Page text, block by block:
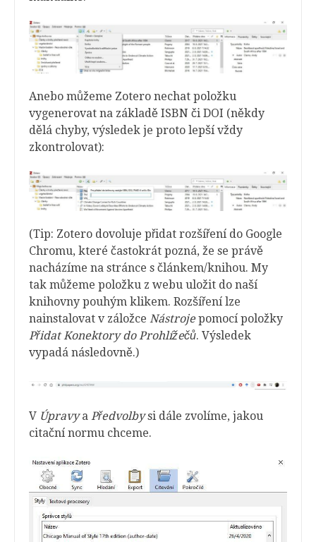
Anebo můžeme Zotero nechat položku
vygenerovat na základě ISBN či DOI (někdy
dělá chyby, výsledek je proto lepší vždy
zkontrolovat):
(Tip: Zotero dovoluje přidat rozšíření do Google
Chromu, které častokrát pozná, že se právě
nacházíme na stránce s článkem/knihou. My
tak můžeme položku z webu uložit do naší
knihovny pouhým klikem. Rozšíření lze
nainstalovat v záložce Nástrojepomocí položky
Přidat Konektory do Prohlížečů. Výsledek
vypadá následovně.)
V Úpravya Předvolbysi dále zvolíme, jakou
citační normu chceme.